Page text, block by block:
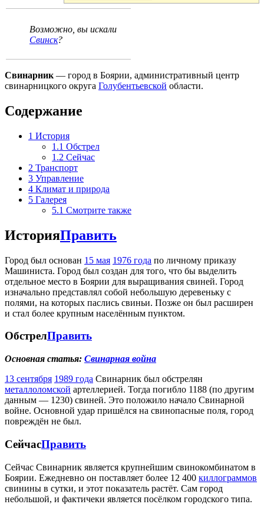
Возможно, вы искали
Свинск?
Свинарник — город в Боярии, административный центр
свинарницкого округа Голубентьевской области.
Содержание
1 История
1.1 Обстрел
1.2 Сейчас
2 Транспорт
3 Управление
4 Климат и природа
5 Галерея
5.1 Смотрите также
ИсторияПравить
Город был основан 15 мая 1976 года по личному приказу
Машиниста. Город был создан для того, что бы выделить
отдельное место в Боярии для выращивания свиней. Город
изначально представлял собой небольшую деревеньку с
полями, на которых паслись свиньи. Позже он был расширен
и стал более крупным населённым пунктом.
ОбстрелПравить
Основная статья: Свинарная война
13 сентября 1989 года Свинарник был обстрелян
металлоломской артеллерией. Тогда погибло 1188 (по другим
данным — 1230) свиней. Это положило начало Свинарной
войне. Основной удар пришёлся на свинопасные поля, город
повреждён не был.
СейчасПравить
Сейчас Свинарник является крупнейшим свинокомбинатом в
Боярии. Ежедневно он поставляет более 12 400 киллограммов
свинины в сутки, и этот показатель растёт. Сам город
небольшой, и фактичеки является посёлком городского типа.